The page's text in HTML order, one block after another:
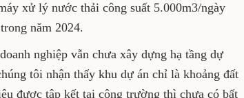
xử lý nước thải công suất 5.000m3/ngày
năm 2024.
nghiệp vẫn chưa xây dựng hạ tầng dự
tôi nhận thấy khu dự án chỉ là khoảng đất
được tập kết tại công trường thì chưa có bất